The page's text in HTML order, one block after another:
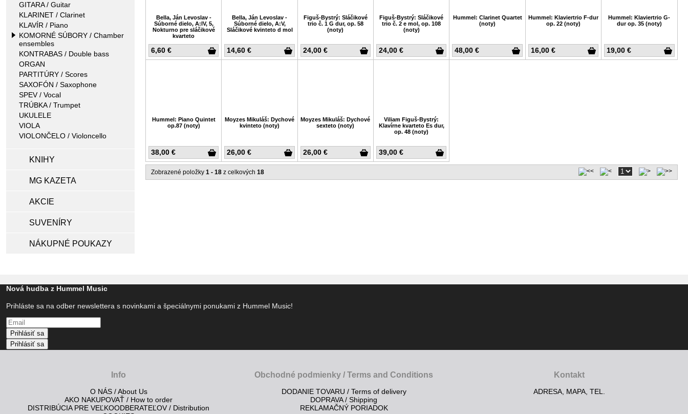
GITARA / Guitar
KLARINET / Clarinet
KLAVÍR / Piano
KOMORNÉ SÚBORY / Chamber
ensembles
KONTRABAS / Double bass
ORGAN
PARTITÚRY / Scores
SAXOFÓN / Saxophone
SPEV / Vocal
TRÚBKA / Trumpet
UKULELE
VIOLA
VIOLONČELO / Violoncello
KNIHY
MG KAZETA
AKCIE
SUVENÍRY
NÁKUPNÉ POUKAZY
6,60 €
Bella, Ján Levoslav -
Súborné dielo, A:IV, 5,
Nokturno pre sláčikové
kvarteto
14,60 €
Bella, Ján Levoslav -
Súborné dielo, A:V,
Sláčikové kvinteto d mol
24,00 €
Figuš-Bystrý: Sláčikové
trio č. 1 G dur, op. 58
(noty)
24,00 €
Figuš-Bystrý: Sláčikové
trio č. 2 e mol, op. 108
(noty)
48,00 €
Hummel: Clarinet Quartet
(noty)
16,00 €
Hummel: Klaviertrio F-dur
op. 22 (noty)
19,00 €
Hummel: Klaviertrio G-
dur op. 35 (noty)
38,00 €
Hummel: Piano Quintet
op.87 (noty)
26,00 €
Moyzes Mikuláš: Dychové
kvinteto (noty)
26,00 €
Moyzes Mikuláš: Dychové
sexteto (noty)
39,00 €
Viliam Figuš-Bystrý:
Klavírne kvarteto Es dur,
op. 48 (noty)
Zobrazené položky 1 - 18 z celkových 18
Nová hudba z Hummel Music
Prihláste sa na odber newslettera s novinkami a špeciálnymi ponukami z Hummel Music!
Prihlásiť sa
Prihlásiť sa
Info
O NÁS / About Us
AKO NAKUPOVAŤ / How to order
DISTRIBÚCIA PRE VEĽKOODBERATEĽOV / Distribution
Obchodné podmienky / Terms and Conditions
DODANIE TOVARU / Terms of delivery
DOPRAVA / Shipping
REKLAMAČNÝ PORIADOK
Kontakt
ADRESA, MAPA, TEL.